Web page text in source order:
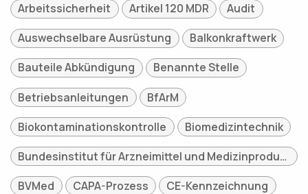
Arbeitssicherheit
Artikel 120 MDR
Audit
Auswechselbare Ausrüstung
Balkonkraftwerk
Bauteile Abkündigung
Benannte Stelle
Betriebsanleitungen
BfArM
Biokontaminationskontrolle
Biomedizintechnik
Bundesinstitut für Arzneimittel und Medizinprodukte
BVMed
CAPA-Prozess
CE-Kennzeichnung